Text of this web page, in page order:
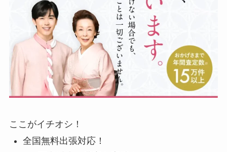
ここがイチオシ！
全国無料出張対応！